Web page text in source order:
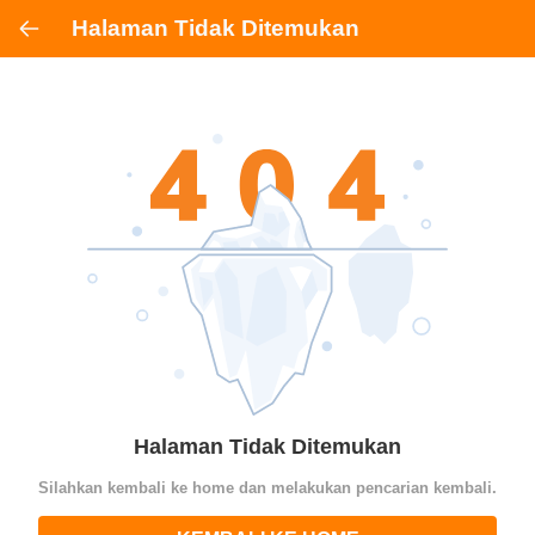
Halaman Tidak Ditemukan
Halaman Tidak Ditemukan
Silahkan kembali ke home dan melakukan pencarian kembali.